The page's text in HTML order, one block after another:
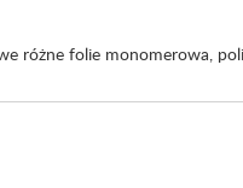
różne folie monomerowa,